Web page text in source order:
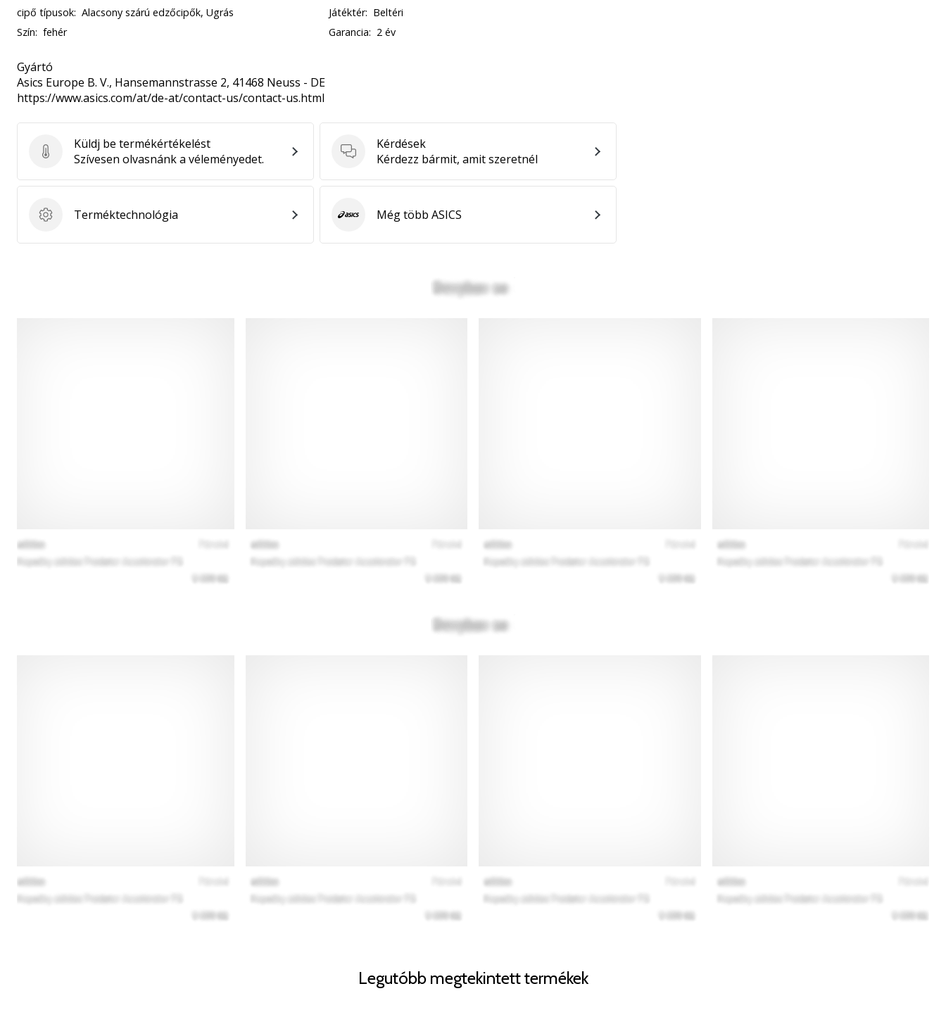
cipő típusok: Alacsony szárú edzőcipők, Ugrás Játéktér: Beltéri
Szín: fehér Garancia: 2 év
Gyártó
Asics Europe B. V., Hansemannstrasse 2, 41468 Neuss - DE
https://www.asics.com/at/de-at/contact-us/contact-us.html
Küldj be termékértékelést
Küldj be termékértékelést
Szívesen olvasnánk a véleményedet.
Kérdések
Kérdések
Kérdezz bármit, amit szeretnél
Terméktechnológia
Terméktechnológia ASICSMég több ASICS
Legutóbb megtekintett termékek